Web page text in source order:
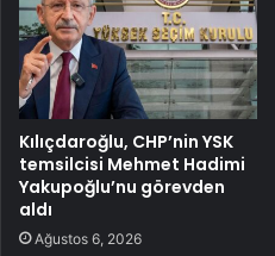
Kılıçdaroğlu, CHP’nin YSK
temsilcisi Mehmet Hadimi
Yakupoğlu’nu görevden
aldı
Ağustos 6, 2026